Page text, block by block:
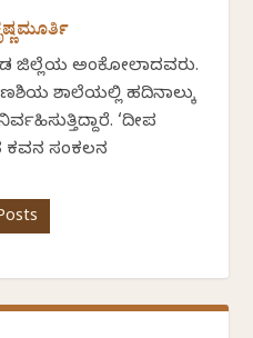
ಜಿಲ್ಲೆಯ ಅಂಕೋಲಾದವರು.
ಶಾಲೆಯಲ್ಲಿ ಹದಿನಾಲ್ಕು
‘ದೀಪ
ಕವನ ಸಂಕಲನ